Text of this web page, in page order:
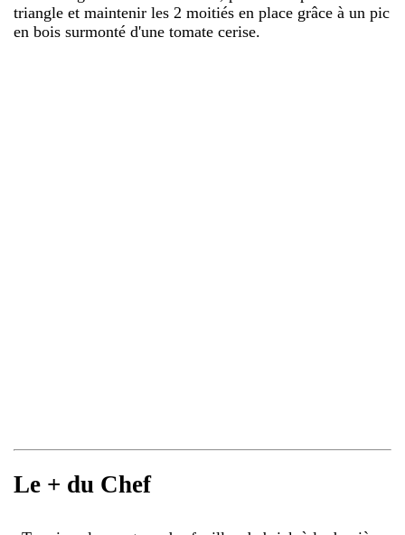
triangle et maintenir les 2 moitiés en place grâce à un pic
en bois surmonté d'une tomate cerise.
Le + du Chef